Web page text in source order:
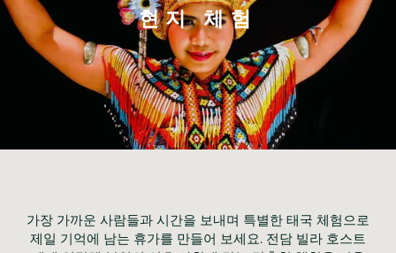
현지 체험
가장 가까운 사람들과 시간을 보내며 특별한 태국 체험으로
제일 기억에 남는 휴가를 만들어 보세요. 전담 빌라 호스트